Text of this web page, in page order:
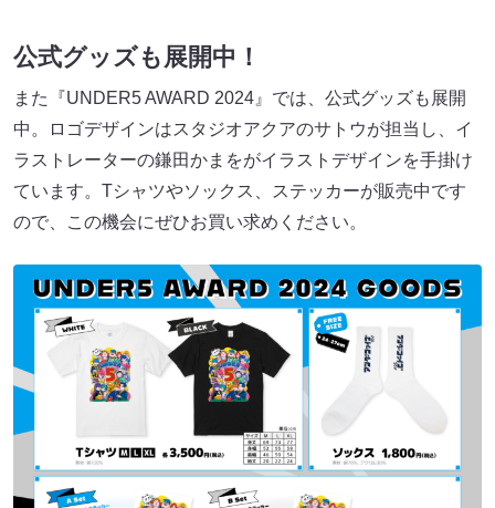
公式グッズも展開中！
また『UNDER5 AWARD 2024』では、公式グッズも展開
中。ロゴデザインはスタジオアクアのサトウが担当し、イ
ラストレーターの鎌田かまをがイラストデザインを手掛け
ています。Tシャツやソックス、ステッカーが販売中です
ので、この機会にぜひお買い求めください。